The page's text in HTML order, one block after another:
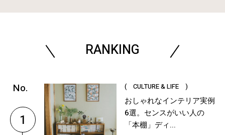
RANKING
1
( CULTURE & LIFE )
おしゃれなインテリア実例
6選。センスがいい人の
「本棚」ディ...